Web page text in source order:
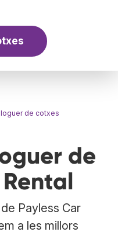
de cotxes
de
Payless Car
a les millors